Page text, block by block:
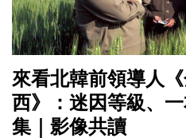
來看北韓前領導人
西》：迷因等級、
集｜影像共讀